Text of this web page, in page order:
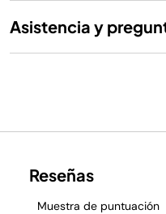
Asistencia y